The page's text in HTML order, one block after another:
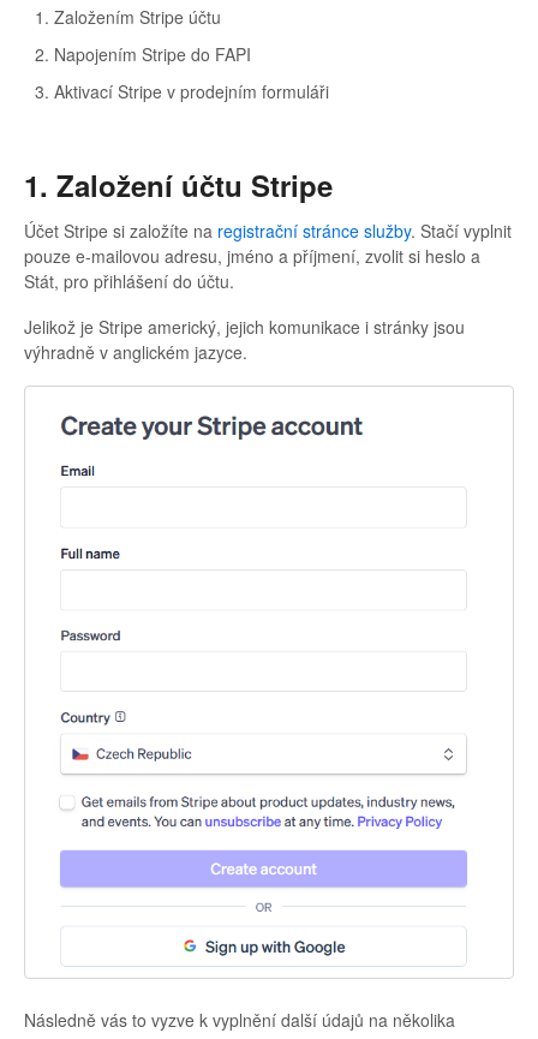
Založením Stripe účtu
Napojením Stripe do FAPI
Aktivací Stripe v prodejním formuláři
1. Založení účtu Stripe
Účet Stripe si založíte na registrační stránce služby. Stačí vyplnit
pouze e-mailovou adresu, jméno a příjmení, zvolit si heslo a
Stát, pro přihlášení do účtu.
Jelikož je Stripe americký, jejich komunikace i stránky jsou
výhradně v anglickém jazyce.
Následně vás to vyzve k vyplnění další údajů na několika